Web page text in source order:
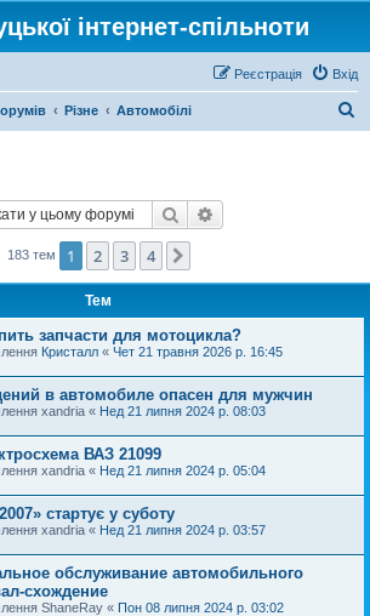
інтернет-спільноти
Вхід
Реєстрація
Різне Автомобілі
Пошук
183 тем 1 2 3 4
Тем
запчасти для мотоцикла?
Кристалл « Чет 21 травня 2026 р. 16:45
в автомобиле опасен для мужчин
xandria « Нед 21 липня 2024 р. 08:03
ВАЗ 21099
xandria « Нед 21 липня 2024 р. 05:04
стартує у суботу
xandria « Нед 21 липня 2024 р. 03:57
обслуживание автомобильного
схождение
ShaneRay « Пон 08 липня 2024 р. 03:02